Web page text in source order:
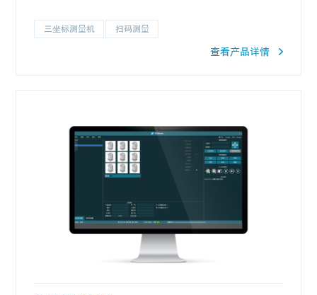
三坐标测量机 扫码测量
查看产品详情